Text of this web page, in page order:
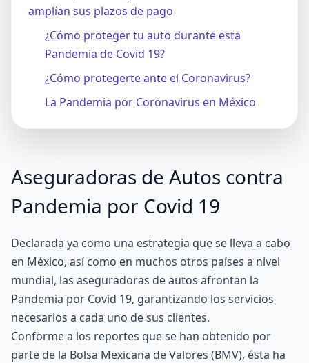
amplían sus plazos de pago
¿Cómo proteger tu auto durante esta
Pandemia de Covid 19?
¿Cómo protegerte ante el Coronavirus?
La Pandemia por Coronavirus en México
Aseguradoras de Autos contra
Pandemia por Covid 19
Declarada ya como una estrategia que se lleva a cabo
en México, así como en muchos otros países a nivel
mundial, las aseguradoras de autos afrontan la
Pandemia por Covid 19, garantizando los servicios
necesarios a cada uno de sus clientes.
Conforme a los reportes que se han obtenido por
parte de la Bolsa Mexicana de Valores (BMV), ésta ha